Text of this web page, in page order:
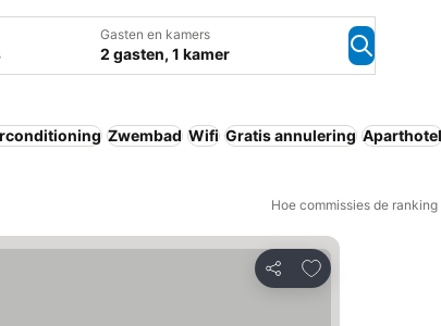
Gasten en kamers
2 gasten, 1 kamer
Zwembad Wifi Gratis annulering Aparthotel
Hoe commissies de
Delen
Toevoegen aan